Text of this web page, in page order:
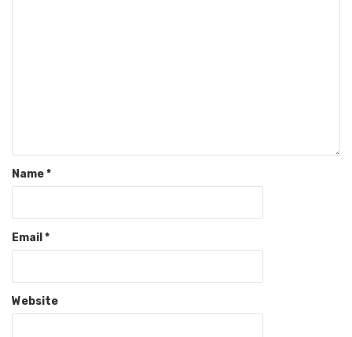
Name*
Email*
Website